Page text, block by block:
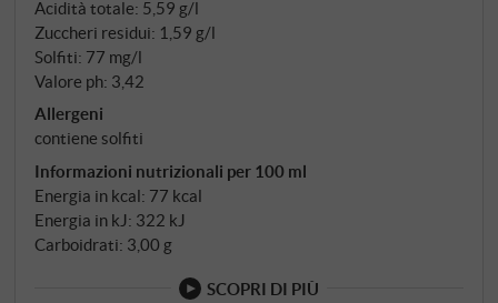
Acidità totale: 5,59 g/l
Zuccheri residui: 1,59 g/l
Solfiti: 77 mg/l
Valore ph: 3,42
Allergeni
contiene solfiti
Informazioni nutrizionali per 100 ml
Energia in kcal: 77 kcal
Energia in kJ: 322 kJ
Carboidrati: 3,00 g
SCOPRI DI PIÙ